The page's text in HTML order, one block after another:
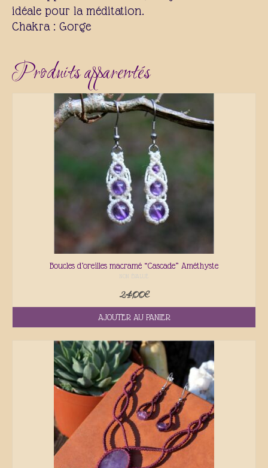
idéale pour la méditation.
Chakra : Gorge
Produits apparentés
Boucles d’oreilles macramé “Cascade” Améthyste
NON ÉVALUÉ
24,00€
AJOUTER AU PANIER